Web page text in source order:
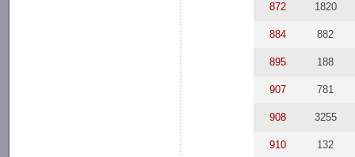
872 1820
884 882
895 188
907 781
908 3255
910 132